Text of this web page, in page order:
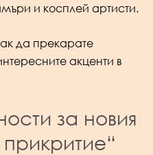
и косплей артисти.
да прекарате
акценти в
за новия